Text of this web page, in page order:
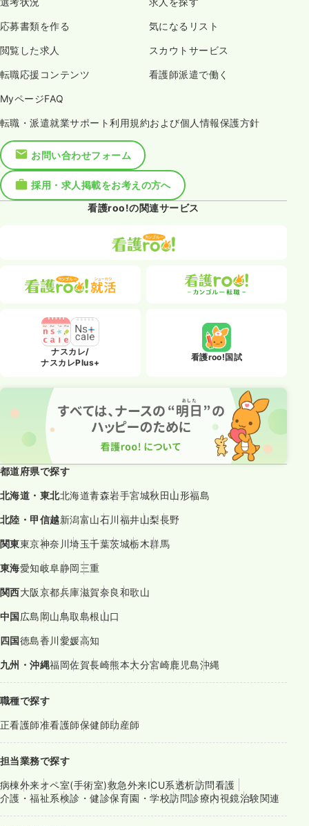
応募書類を作る 気になるリスト
閲覧した求人 スカウトサービス
転職応援コンテンツ 看護師派遣で働く
MyページFAQ
転職・派遣就業サポート利用規約および個人情報保護方針
お問い合わせフォーム
採用・求人掲載をお考えの方へ
看護roo!の関連サービス
ナスカレ/
ナスカレPlus+
看護roo!国試
都道府県で探す
北海道・東北北海道青森岩手宮城秋田山形福島
北陸・甲信越新潟富山石川福井山梨長野
関東東京神奈川埼玉千葉茨城栃木群馬
東海愛知岐阜静岡三重
関西大阪京都兵庫滋賀奈良和歌山
中国広島岡山鳥取島根山口
四国徳島香川愛媛高知
九州・沖縄福岡佐賀長崎熊本大分宮崎鹿児島沖縄
職種で探す
正看護師准看護師保健師助産師
担当業務で探す
病棟外来オペ室(手術室)救急外来ICU系透析訪問看護
介護・福祉系検診・健診保育園・学校訪問診療内視鏡治験関連